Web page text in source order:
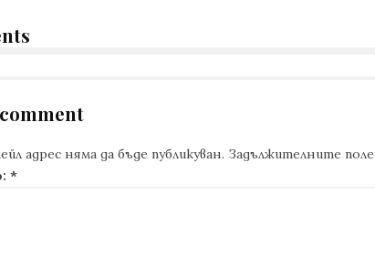
адрес няма да бъде публикуван. Задължителните
*